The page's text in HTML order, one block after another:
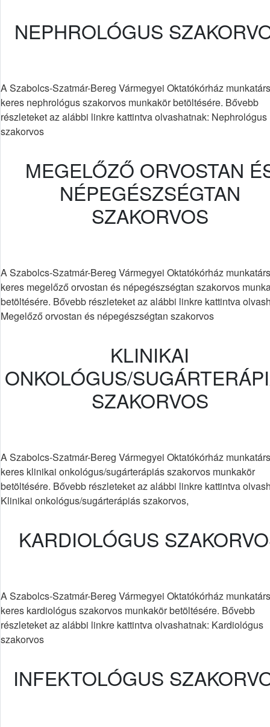
NEPHROLÓGUS
A Szabolcs-Szatmár-Bereg Vármegyei Oktatókórház
keres nephrológus szakorvos munkakör betöltésére. Bővebb
részleteket az alábbi linkre kattintva olvashatnak: Nephrológus
szakorvos
MEGELŐZŐ ORVOSTAN
NÉPEGÉSZSÉGTAN
SZAKORVOS
A Szabolcs-Szatmár-Bereg Vármegyei Oktatókórház
keres megelőző orvostan és népegészségtan szakorvos
betöltésére. Bővebb részleteket az alábbi linkre kattintva
Megelőző orvostan és népegészségtan szakorvos
KLINIKAI
ONKOLÓGUS/
SZAKORVOS
A Szabolcs-Szatmár-Bereg Vármegyei Oktatókórház
keres klinikai onkológus/sugárterápiás szakorvos munkakör
betöltésére. Bővebb részleteket az alábbi linkre kattintva
Klinikai onkológus/sugárterápiás szakorvos,
KARDIOLÓGUS
A Szabolcs-Szatmár-Bereg Vármegyei Oktatókórház
keres kardiológus szakorvos munkakör betöltésére. Bővebb
részleteket az alábbi linkre kattintva olvashatnak: Kardiológus
szakorvos
INFEKTOLÓGUS